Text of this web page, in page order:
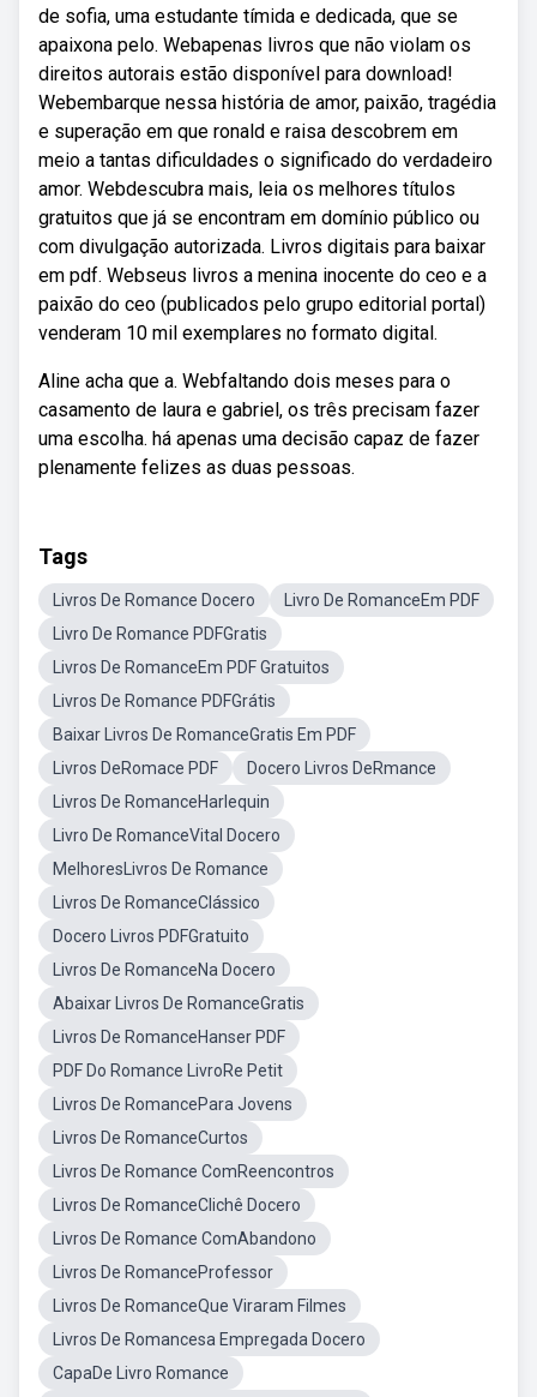
de sofia, uma estudante tímida e dedicada, que se
apaixona pelo. Webapenas livros que não violam os
direitos autorais estão disponível para download!
Webembarque nessa história de amor, paixão, tragédia
e superação em que ronald e raisa descobrem em
meio a tantas dificuldades o significado do verdadeiro
amor. Webdescubra mais, leia os melhores títulos
gratuitos que já se encontram em domínio público ou
com divulgação autorizada. Livros digitais para baixar
em pdf. Webseus livros a menina inocente do ceo e a
paixão do ceo (publicados pelo grupo editorial portal)
venderam 10 mil exemplares no formato digital.
Aline acha que a. Webfaltando dois meses para o
casamento de laura e gabriel, os três precisam fazer
uma escolha. há apenas uma decisão capaz de fazer
plenamente felizes as duas pessoas.
Tags
Livros De Romance Docero
Livro De RomanceEm PDF
Livro De Romance PDFGratis
Livros De RomanceEm PDF Gratuitos
Livros De Romance PDFGrátis
Baixar Livros De RomanceGratis Em PDF
Livros DeRomace PDF
Docero Livros DeRmance
Livros De RomanceHarlequin
Livro De RomanceVital Docero
MelhoresLivros De Romance
Livros De RomanceClássico
Docero Livros PDFGratuito
Livros De RomanceNa Docero
Abaixar Livros De RomanceGratis
Livros De RomanceHanser PDF
PDF Do Romance LivroRe Petit
Livros De RomancePara Jovens
Livros De RomanceCurtos
Livros De Romance ComReencontros
Livros De RomanceClichê Docero
Livros De Romance ComAbandono
Livros De RomanceProfessor
Livros De RomanceQue Viraram Filmes
Livros De Romancesa Empregada Docero
CapaDe Livro Romance